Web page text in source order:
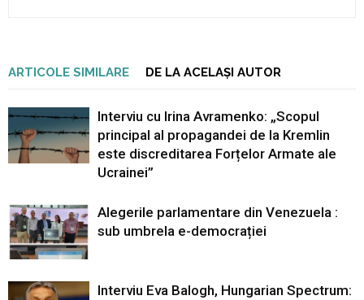
ARTICOLE SIMILARE DE LA ACELAȘI AUTOR
Interviu cu Irina Avramenko: „Scopul
principal al propagandei de la Kremlin
este discreditarea Forțelor Armate ale
Ucrainei”
Alegerile parlamentare din Venezuela :
sub umbrela e-democrației
Interviu Eva Balogh, Hungarian Spectrum: